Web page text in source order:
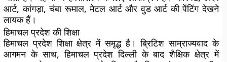
आर्ट, कांगड़ा, चंबा रूमाल, मेटल आर्ट और वुड आर्ट की पेंटिंग देखने
लायक हैं।
हिमाचल प्रदेश की शिक्षा
हिमाचल प्रदेश शिक्षा क्षेत्र में समृद्ध है। ब्रिटिश साम्राज्यवाद के
आगमन के साथ, हिमाचल प्रदेश दिल्ली के बाद शैक्षिक क्षेत्र में